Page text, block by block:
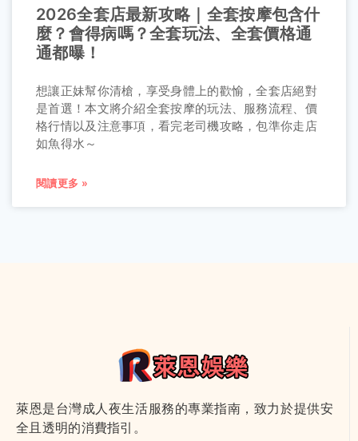
2026全套店最新攻略｜全套按摩包含什
麼？會得病嗎？全套玩法、全套價格通
通都曝！
想讓正妹幫你清槍，享受身體上的歡愉，全套店絕對
是首選！本文將介紹全套按摩的玩法、服務流程、價
格行情以及注意事項，看完老司機攻略，包準你走店
如魚得水～
閱讀更多 »
萊恩是台灣成人夜生活服務的專業指南，致力於提供安
全且透明的消費指引。